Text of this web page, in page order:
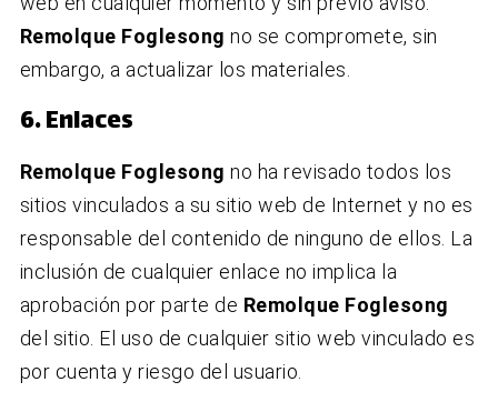
Remolque Foglesong no se compromete, sin
embargo, a actualizar los materiales.
6. Enlaces
Remolque Foglesong no ha revisado todos los
sitios vinculados a su sitio web de Internet y no es
responsable del contenido de ninguno de ellos. La
inclusión de cualquier enlace no implica la
aprobación por parte de Remolque Foglesong
del sitio. El uso de cualquier sitio web vinculado es
por cuenta y riesgo del usuario.